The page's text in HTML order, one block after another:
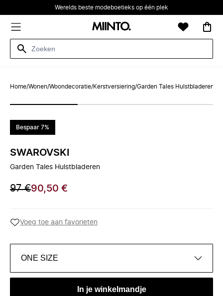
Werelds beste modeboetieks op één plek
Home/Wonen/Woondecoratie/Kerstversiering/Garden Tales Hulstbladeren
Bespaar 7%
SWAROVSKI
Garden Tales Hulstbladeren
97 €90,50 €
Voeg toe aan favorieten
ONE SIZE
In je winkelmandje